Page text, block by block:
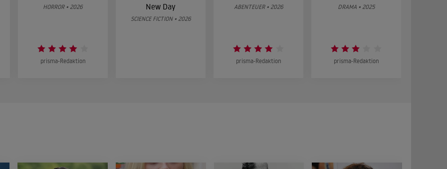
HORROR • 2026
prisma-Redaktion
New Day
SCIENCE FICTION • 2026
ABENTEUER • 2026
prisma-Redaktion
DRAMA • 2025
prisma-Redaktion